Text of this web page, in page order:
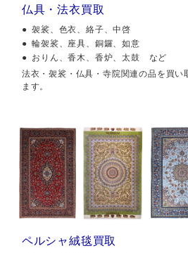
仏具・法衣買取
袈裟、色衣、絡子、中啓
輪袈裟、座具、銅鑼、如意
おりん、香木、香炉、太鼓 など
法衣・袈裟・仏具・寺院関連の品を買い
ます。
ペルシャ絨毯買取